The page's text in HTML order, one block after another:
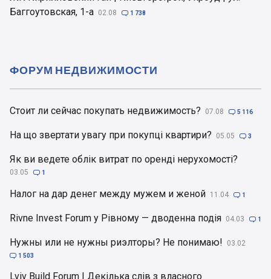
Баггоутовская, 1-а 02.08  1 738
Стоит ли сейчас покупать недвижимость? 07.08  5 116
На що звертати увагу при покупці квартири? 05.05  3
Як ви ведете облік витрат по оренді нерухомості?
03.05  1
Налог на дар денег между мужем и женой 11.04  1
Rivne Invest Forum у Рівному — дводенна подія 04.03  1
Нужны или не нужны риэлторы? Не понимаю! 03.02
 1 503
Lviv Build Forum | Декілька слів з власного
ФОРУМ НЕДВИЖИМОСТИ